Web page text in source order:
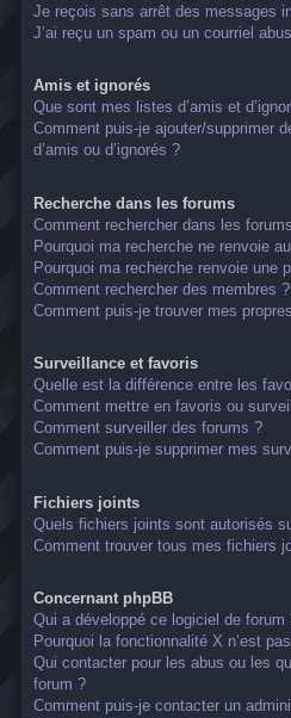
Je reçois sans arrêt des messages
J’ai reçu un spam ou un courriel
Amis et ignorés
Que sont mes listes d’amis et
Comment puis-je ajouter/supprimer
d’amis ou d’ignorés ?
Recherche dans les forums
Comment rechercher dans les
Pourquoi ma recherche ne renvoie
Pourquoi ma recherche renvoie une
Comment rechercher des membres ?
Comment puis-je trouver mes
Surveillance et favoris
Quelle est la différence entre les
Comment mettre en favoris ou
Comment surveiller des forums ?
Comment puis-je supprimer mes
Fichiers joints
Quels fichiers joints sont autorisés
Comment trouver tous mes fichiers
Concernant phpBB
Qui a développé ce logiciel de forum
Pourquoi la fonctionnalité X n’est
Qui contacter pour les abus ou les
forum ?
Comment puis-je contacter un